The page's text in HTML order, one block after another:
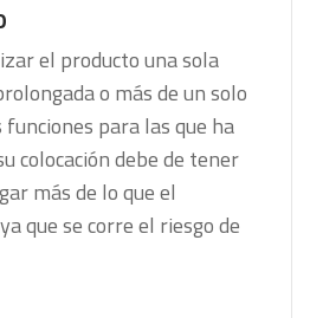
el producto una sola
o más de un solo
para las que ha
colocación debe de tener
más de lo que el
que se corre el riesgo de